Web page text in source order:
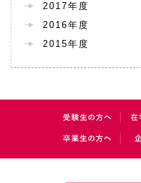
2017年度
2016年度
2015年度